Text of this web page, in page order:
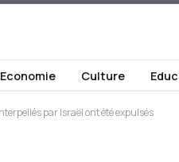
Economie Culture
par Israël ont été expulsés